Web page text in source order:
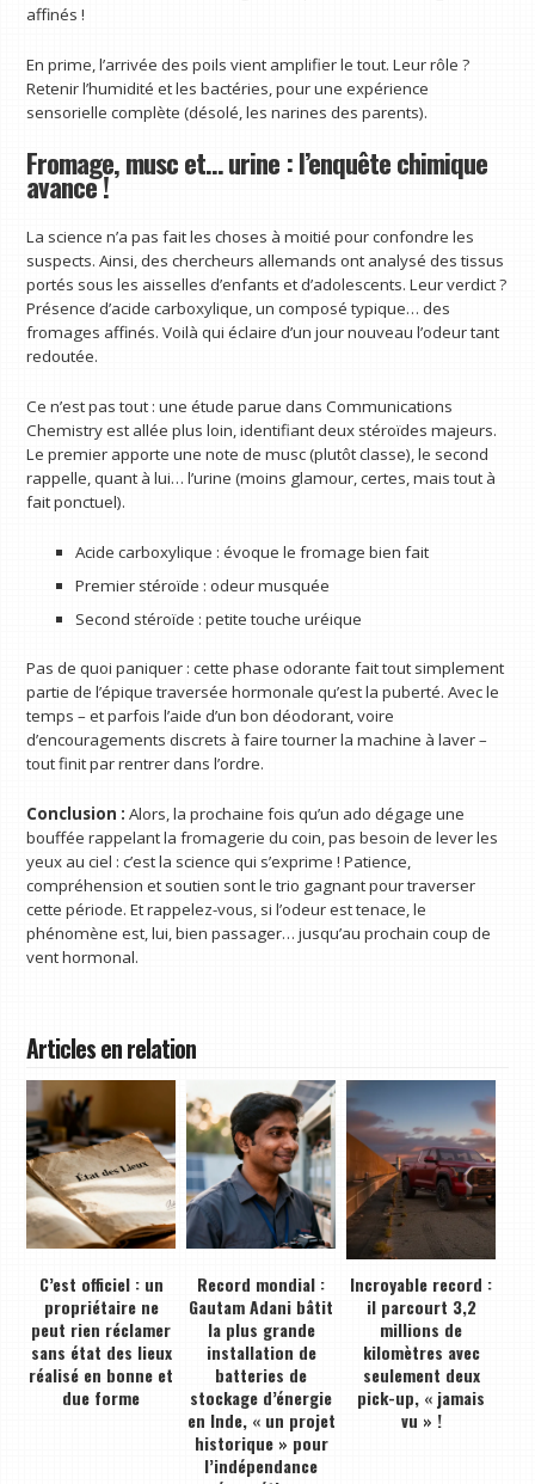
affinés !
En prime, l’arrivée des poils vient amplifier le tout. Leur rôle ?
Retenir l’humidité et les bactéries, pour une expérience
sensorielle complète (désolé, les narines des parents).
Fromage, musc et… urine : l’enquête chimique
avance !
La science n’a pas fait les choses à moitié pour confondre les
suspects. Ainsi, des chercheurs allemands ont analysé des tissus
portés sous les aisselles d’enfants et d’adolescents. Leur verdict ?
Présence d’acide carboxylique, un composé typique… des
fromages affinés. Voilà qui éclaire d’un jour nouveau l’odeur tant
redoutée.
Ce n’est pas tout : une étude parue dans Communications
Chemistry est allée plus loin, identifiant deux stéroïdes majeurs.
Le premier apporte une note de musc (plutôt classe), le second
rappelle, quant à lui… l’urine (moins glamour, certes, mais tout à
fait ponctuel).
Acide carboxylique : évoque le fromage bien fait
Premier stéroïde : odeur musquée
Second stéroïde : petite touche uréique
Pas de quoi paniquer : cette phase odorante fait tout simplement
partie de l’épique traversée hormonale qu’est la puberté. Avec le
temps – et parfois l’aide d’un bon déodorant, voire
d’encouragements discrets à faire tourner la machine à laver –
tout finit par rentrer dans l’ordre.
Conclusion : Alors, la prochaine fois qu’un ado dégage une
bouffée rappelant la fromagerie du coin, pas besoin de lever les
yeux au ciel : c’est la science qui s’exprime ! Patience,
compréhension et soutien sont le trio gagnant pour traverser
cette période. Et rappelez-vous, si l’odeur est tenace, le
phénomène est, lui, bien passager… jusqu’au prochain coup de
vent hormonal.
Articles en relation
C’est officiel : un
propriétaire ne
peut rien réclamer
sans état des lieux
réalisé en bonne et
due forme
Record mondial :
Gautam Adani bâtit
la plus grande
installation de
batteries de
stockage d’énergie
en Inde, « un projet
historique » pour
l’indépendance
Incroyable record :
il parcourt 3,2
millions de
kilomètres avec
seulement deux
pick-up, « jamais
vu » !